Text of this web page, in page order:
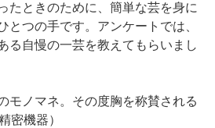
たときのために、簡単な芸を身に
とつの手です。アンケートでは、
る自慢の一芸を教えてもらいまし
モノマネ。その度胸を称賛される
密機器）